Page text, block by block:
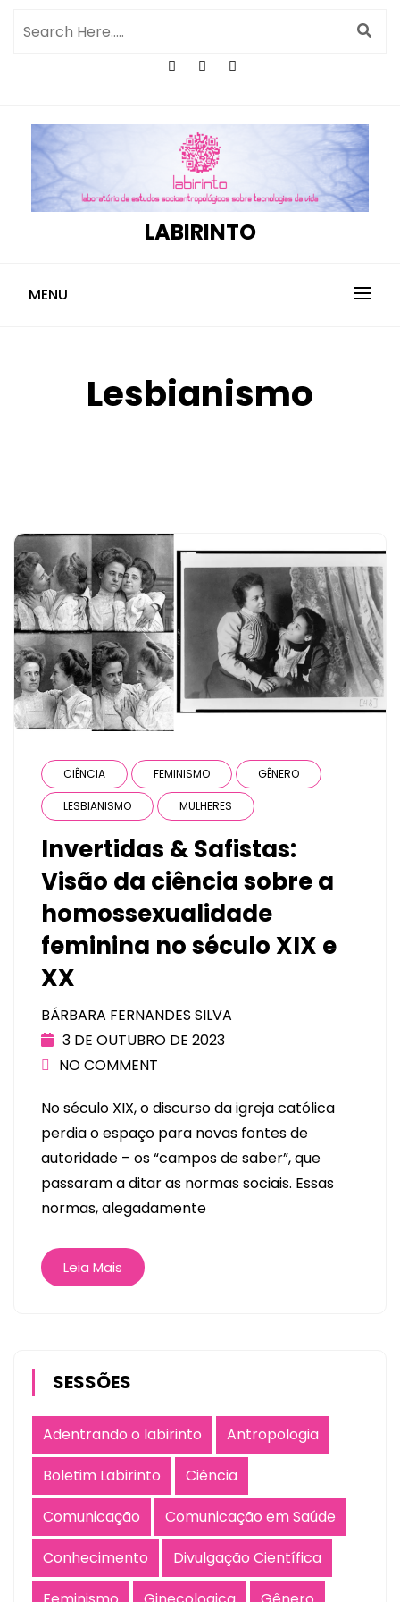
LABIRINTO
MENU
Lesbianismo
CIÊNCIA FEMINISMO GÊNERO
LESBIANISMO MULHERES
Invertidas & Safistas:
Visão da ciência sobre a
homossexualidade
feminina no século XIX e
XX
BÁRBARA FERNANDES SILVA
3 DE OUTUBRO DE 2023
NO COMMENT
No século XIX, o discurso da igreja católica
perdia o espaço para novas fontes de
autoridade – os “campos de saber”, que
passaram a ditar as normas sociais. Essas
normas, alegadamente
Leia Mais
SESSÕES
Adentrando o labirinto
Antropologia
Boletim Labirinto
Ciência
Comunicação
Comunicação em Saúde
Conhecimento
Divulgação Científica